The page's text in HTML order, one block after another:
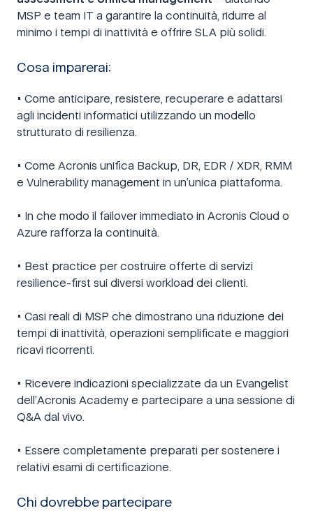
MSP e team IT a garantire la continuità, ridurre al
minimo i tempi di inattività e offrire SLA più solidi.
Cosa imparerai:
• Come anticipare, resistere, recuperare e adattarsi
agli incidenti informatici utilizzando un modello
strutturato di resilienza.
• Come Acronis unifica Backup, DR, EDR / XDR, RMM
e Vulnerability management in un’unica piattaforma.
• In che modo il failover immediato in Acronis Cloud o
Azure rafforza la continuità.
• Best practice per costruire offerte di servizi
resilience-first sui diversi workload dei clienti.
• Casi reali di MSP che dimostrano una riduzione dei
tempi di inattività, operazioni semplificate e maggiori
ricavi ricorrenti.
• Ricevere indicazioni specializzate da un Evangelist
dell’Acronis Academy e partecipare a una sessione di
Q&A dal vivo.
• Essere completamente preparati per sostenere i
relativi esami di certificazione.
Chi dovrebbe partecipare